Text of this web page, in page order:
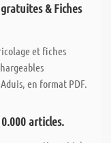
& Fiches
et fiches
en format PDF.
articles.